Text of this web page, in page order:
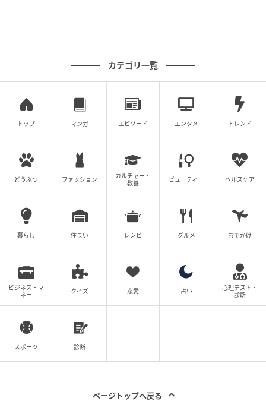
ウーマンエキサイト
ウーマンエキサイト
夫に、ついに離婚を告げる日がやって来ました。
カテゴリ一覧
トップ マンガ エピソード エンタメ トレンド
どうぶつ ファッション
カルチャー・
教養
ビューティー ヘルスケア
暮らし 住まい レシピ グルメ おでかけ
ビジネス・マ
ネー
クイズ 恋愛 占い
心理テスト・
診断
スポーツ 診断
ページトップへ戻る